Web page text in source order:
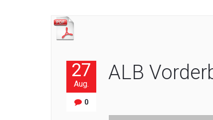
27
Aug.
0
ALB